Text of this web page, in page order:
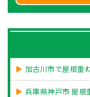
加古川市で屋根重
兵庫県神戸市 屋根